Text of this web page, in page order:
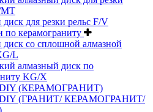
MT
для резки рельс F/V
по керамограниту
со сплошной алмазной
L
алмазный диск по
KG/X
DIY (КЕРАМОГРАНИТ)
DIY (ГРАНИТ/ КЕРАМОГРАНИТ/